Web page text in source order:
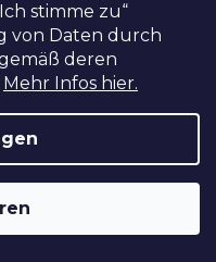
stimme zu“
von Daten durch
deren
Mehr Infos hier.
den Warenkorb
(gebogen) auf 2-Pin
für die
BMPCC 4K Kamera.